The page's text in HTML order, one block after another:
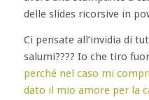
delle slides ricorsive in
Ci pensate all’invidia di
salumi???? Io che tiro
perché nel caso mi
dato il mio amore per la